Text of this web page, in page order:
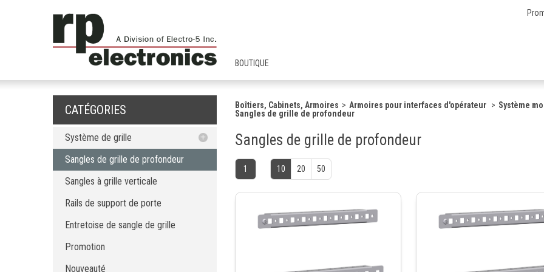
BOUTIQUE
CATÉGORIES
Système de grille
Sangles de grille de profondeur
Sangles à grille verticale
Rails de support de porte
Entretoise de sangle de grille
Sangles de grille de profondeur
Sangles à grille verticale
Rails de support de porte
Entretoise de sangle de grille
Promotion
Nouveauté
Boîtiers, Cabinets, Armoires Armoires pour interfaces d'opérateur
Système
Sangles de grille de profondeur
Sangles de grille de profondeur
1 10 20 50